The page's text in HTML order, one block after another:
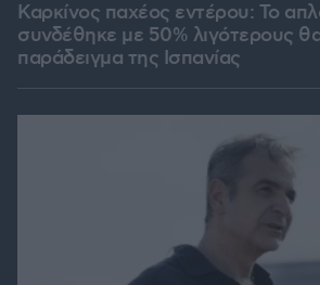
Καρκίνος παχέος εντέρου: Το
συνδέθηκε με 50% λιγότερους
παράδειγμα της Ισπανίας